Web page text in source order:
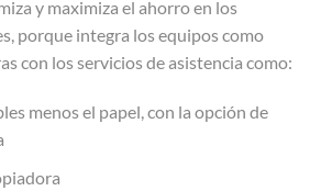
y maximiza el ahorro en los
porque integra los equipos como
con los servicios de asistencia como:
menos el papel, con la opción de